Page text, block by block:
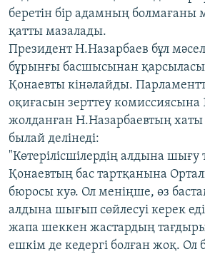
беретін бір адамның болмағаны
қатты мазалады.
Президент Н.Назарбаев бұл
бұрынғы басшысынан
Қонаевты кінәлайды.
оқиғасын зерттеу
жолданған Н.Назарбаевтың хаты
былай делінеді:
"Көтерілісшілердің алдына
Қонаевтың бас тартқанына
бюросы куә. Ол меніңше, өз
алдына шығып сөйлесуі керек
жапа шеккен жастардың
ешкім де кедергі болған жоқ. Ол